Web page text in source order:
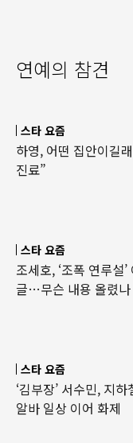
연예의 참견
스타 요즘
하영, 어떤 집안이길
진료”
스타 요즘
조세호, ‘조폭 연루설
글…무슨 내용 올렸나
스타 요즘
‘김부장’ 서수민, 지
알바 일상 이어 화제